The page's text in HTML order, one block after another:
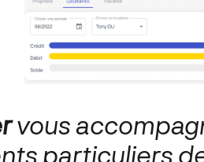
vous
particuliers